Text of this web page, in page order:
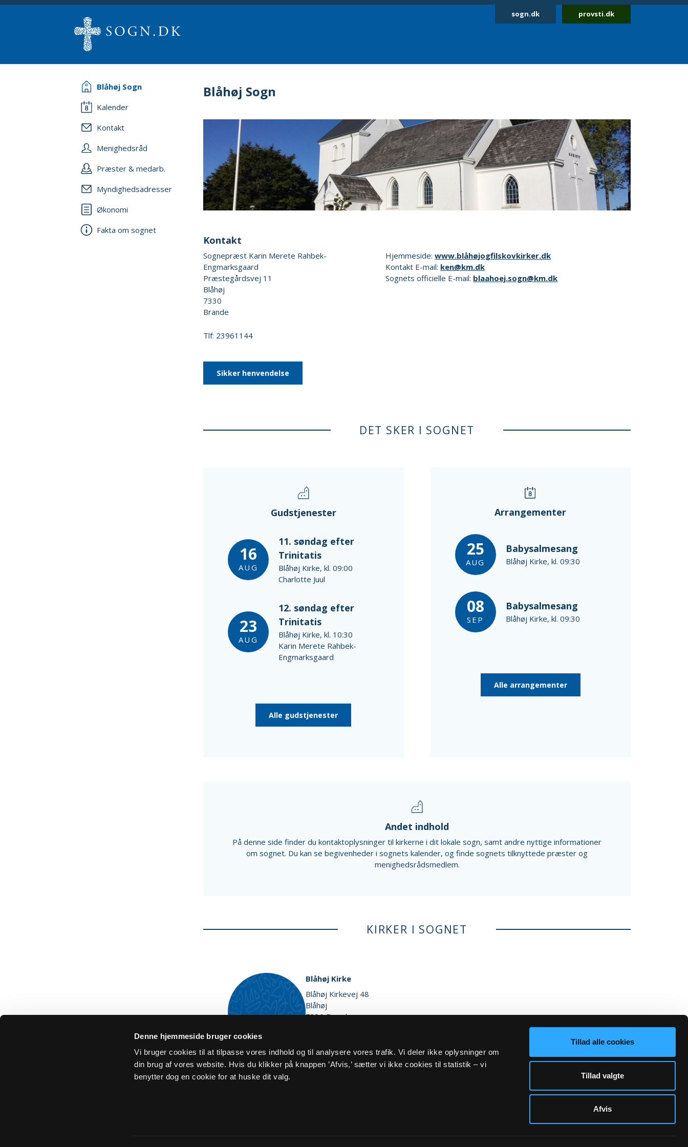
Denne hjemmeside bruger cookies
Vi bruger cookies til at tilpasse vores indhold og til analysere vores trafik. Vi deler ikke oplysninger om
din brug af vores website. Hvis du klikker på knappen ’Afvis,’ sætter vi ikke cookies til statistik – vi
benytter dog en cookie for at huske dit valg.
Tillad alle cookies
Tillad valgte
Afvis
sogn.dk provsti.dk
Blåhøj Sogn
Kalender
Kontakt
Menighedsråd
Præster & medarb.
Myndighedsadresser
Økonomi
Fakta om sognet
Blåhøj Sogn
Kontakt
Sognepræst Karin Merete Rahbek-
Engmarksgaard
Præstegårdsvej 11
Blåhøj
7330
Brande
Tlf: 23961144
Sikker henvendelse
Hjemmeside:www.blåhøjogfilskovkirker.dk
Kontakt E-mail: ken@km.dk
Sognets officielle E-mail: blaahoej.sogn@km.dk
DET SKER I SOGNET
Gudstjenester
16
AUG
11. søndag efter
Trinitatis
Blåhøj Kirke, kl. 09:00
Charlotte Juul
23
AUG
12. søndag efter
Trinitatis
Blåhøj Kirke, kl. 10:30
Karin Merete Rahbek-
Engmarksgaard
Alle gudstjenester
Arrangementer
25
AUG
Babysalmesang
Blåhøj Kirke, kl. 09:30
08
SEP
Babysalmesang
Blåhøj Kirke, kl. 09:30
Alle arrangementer
Andet indhold
På denne side finder du kontaktoplysninger til kirkerne i dit lokale sogn, samt andre nyttige informationer
om sognet. Du kan se begivenheder i sognets kalender, og finde sognets tilknyttede præster og
menighedsrådsmedlem.
KIRKER I SOGNET
Blåhøj Kirke
Blåhøj Kirkevej 48
Blåhøj
7330 Brande